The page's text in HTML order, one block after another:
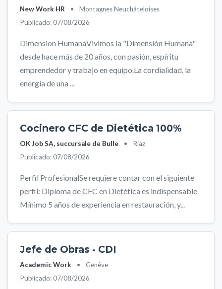
New Work HR •
Montagnes Neuchâteloises
Publicado: 07/08/2026
Dimension HumanaVivimos la "Dimensión Humana"
desde hace más de 20 años, con pasión, espíritu
emprendedor y trabajo en equipo.La cordialidad, la
energía de una ...
Cocinero CFC de Dietética 100%
OK Job SA, succursale de Bulle •
Riaz
Publicado: 07/08/2026
Perfil ProfesionalSe requiere contar con el siguiente
perfil: Diploma de CFC en Dietética es indispensable
Mínimo 5 años de experiencia en restauración, y...
Jefe de Obras - CDI
Academic Work •
Genève
Publicado: 07/08/2026